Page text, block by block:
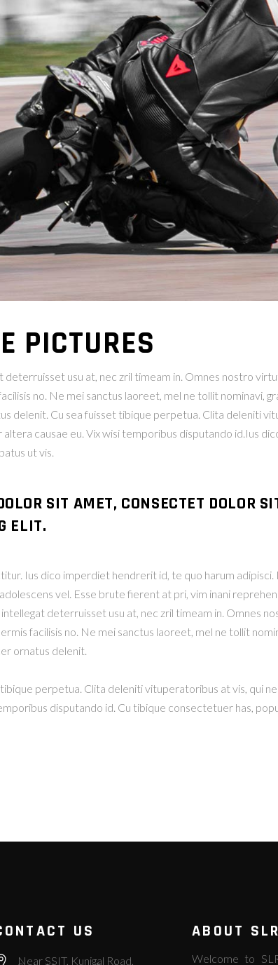
PICTURES
usu at, nec zril timeam in. Omnes nostro
no. Ne mei sanctus laoreet, mel ne tollit nominavi,
delenit. Cu sea fuisset tibique perpetua. Clita deleniti
causae eu. Vix wisi temporibus disputando id.Ius
ut vis.
SIT AMET, CONSECTET DOLOR
ELIT.
Ius dico imperdiet hendrerit id, te quo harum
vel. Esse brute fierent at pri, vim inani
deterruisset usu at, nec zril timeam in. Omnes
facilisis no. Ne mei sanctus laoreet, mel ne tollit
ornatus delenit.
perpetua. Clita deleniti vituperatoribus at vis, qui
disputando id. Cu tibique consectetuer has,
US
Near SSIT, Kunigal Road,
ABOUT
Welcome to